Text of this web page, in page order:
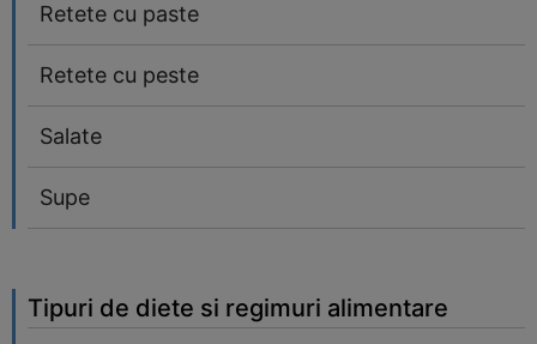
Retete cu paste
Retete cu peste
Salate
Supe
Tipuri de diete si regimuri alimentare